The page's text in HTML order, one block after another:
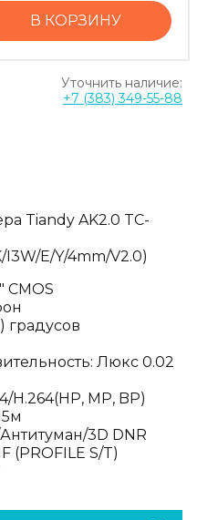
В КОРЗИНУ
Уточнить наличие:
+7 (383) 349-55-88
Tiandy AK2.0 TC-
I3W/E/Y/4mm/V2.0)
градусов
Люкс 0.02
H.264(HP, MP, BP)
3D DNR
(PROFILE S/T)